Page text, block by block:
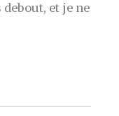
et je ne